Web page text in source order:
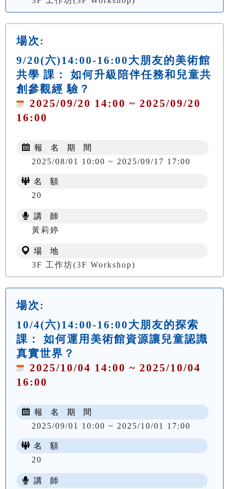
場次:
9/20(六)14:00-16:00大朋友的美術館
共學 課： 如何升級陪伴任務和兒童共
創參觀經 驗？
2025/09/20 14:00 ~ 2025/09/20
16:00
報 名 期 間
2025/08/01 10:00 ~ 2025/09/17 17:00
名 額
20
講 師
黃莉婷
場 地
3F 工作坊(3F Workshop)
場次:
10/4(六)14:00-16:00大朋友的探索
課： 如何運用美術館資源讓兒童認識
真實世界？
2025/10/04 14:00 ~ 2025/10/04
16:00
報 名 期 間
2025/09/01 10:00 ~ 2025/10/01 17:00
名 額
20
講 師